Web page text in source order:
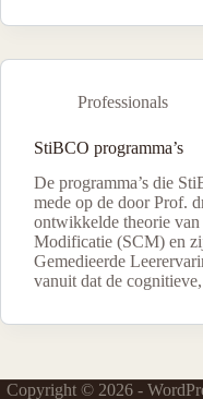
Professionals
StiBCO programma’s
De programma’s die
mede op de door Prof.
ontwikkelde theorie
Modificatie (SCM) en
Gemedieerde
vanuit dat de
Copyright © 2026 -